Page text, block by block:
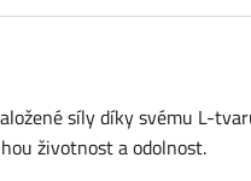
síly díky svému L-
životnost a odolnost.